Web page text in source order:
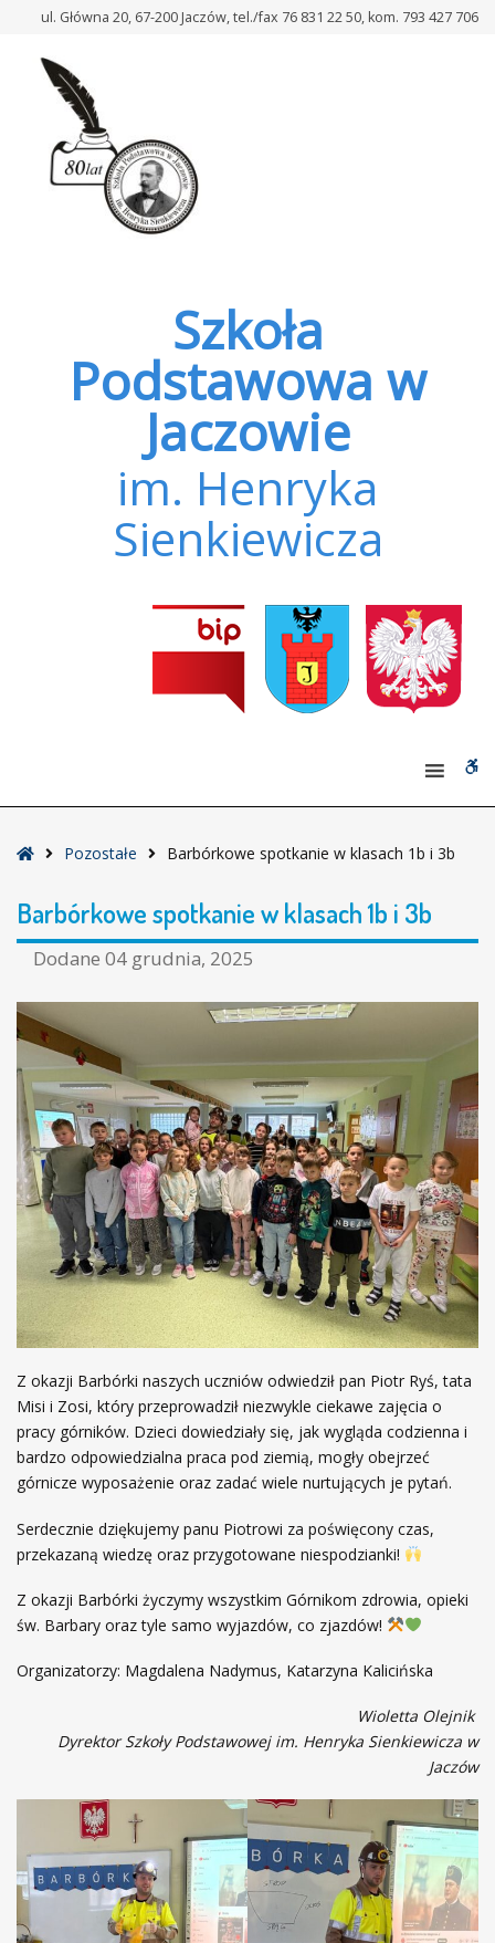
spotkanie
ul. Główna 20, 67-200 Jaczów, tel./fax 76 831 22 50, kom. 793 427 706
Szkoła
Podstawowa w
Jaczowie
im. Henryka
Sienkiewicza
StronaPozostałe Barbórkowe spotkanie w klasach 1b i 3b
Barbórkowe spotkanie w klasach 1b i 3b
Dodane 04 grudnia, 2025
Z okazji Barbórki naszych uczniów odwiedził pan Piotr Ryś, tata
Misi i Zosi, który przeprowadził niezwykle ciekawe zajęcia o
pracy górników. Dzieci dowiedziały się, jak wygląda codzienna i
bardzo odpowiedzialna praca pod ziemią, mogły obejrzeć
górnicze wyposażenie oraz zadać wiele nurtujących je pytań.
Serdecznie dziękujemy panu Piotrowi za poświęcony czas,
przekazaną wiedzę oraz przygotowane niespodzianki!
Z okazji Barbórki życzymy wszystkim Górnikom zdrowia, opieki
św. Barbary oraz tyle samo wyjazdów, co zjazdów!
Organizatorzy: Magdalena Nadymus, Katarzyna Kalicińska
Wioletta Olejnik
Dyrektor Szkoły Podstawowej im. Henryka Sienkiewicza w
Jaczów